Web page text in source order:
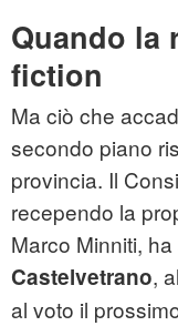
Quando la
fiction
Ma ciò che
secondo piano
provincia. Il
recependo la
Marco Minniti,
Castelvetrano,
al voto il